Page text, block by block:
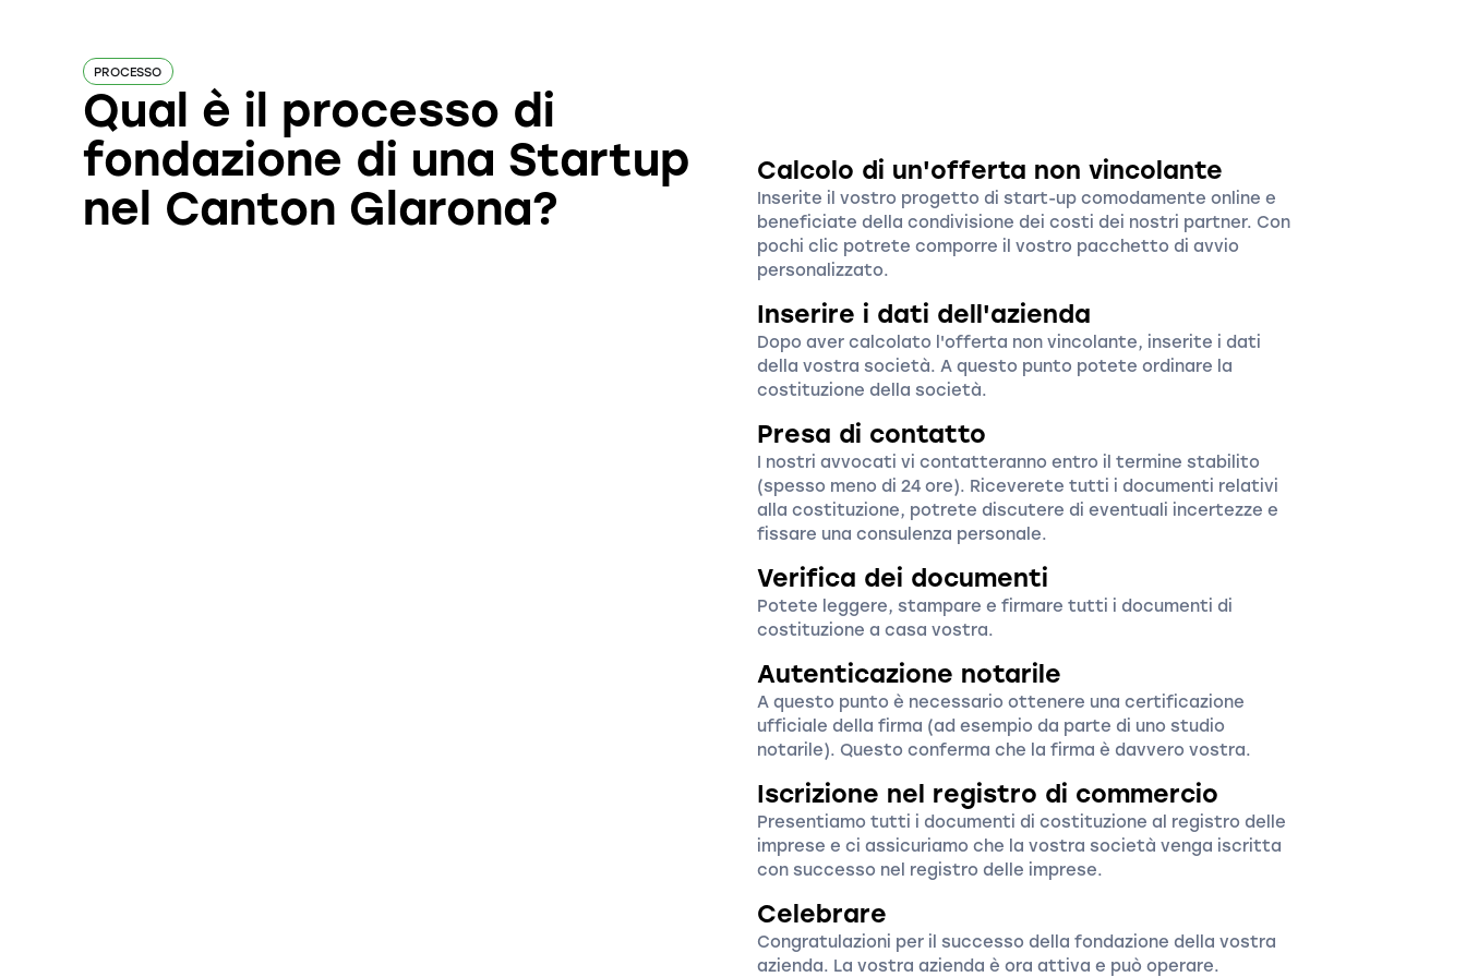
PROCESSO
Qual è il processo di
fondazione di una Startup
nel Canton Glarona?
Calcolo di un'offerta non vincolante
Inserite il vostro progetto di start-up comodamente online e
beneficiate della condivisione dei costi dei nostri partner. Con
pochi clic potrete comporre il vostro pacchetto di avvio
personalizzato.
Inserire i dati dell'azienda
Dopo aver calcolato l'offerta non vincolante, inserite i dati
della vostra società. A questo punto potete ordinare la
costituzione della società.
Presa di contatto
I nostri avvocati vi contatteranno entro il termine stabilito
(spesso meno di 24 ore). Riceverete tutti i documenti relativi
alla costituzione, potrete discutere di eventuali incertezze e
fissare una consulenza personale.
Verifica dei documenti
Potete leggere, stampare e firmare tutti i documenti di
costituzione a casa vostra.
Autenticazione notarile
A questo punto è necessario ottenere una certificazione
ufficiale della firma (ad esempio da parte di uno studio
notarile). Questo conferma che la firma è davvero vostra.
Iscrizione nel registro di commercio
Presentiamo tutti i documenti di costituzione al registro delle
imprese e ci assicuriamo che la vostra società venga iscritta
con successo nel registro delle imprese.
Celebrare
Congratulazioni per il successo della fondazione della vostra
azienda. La vostra azienda è ora attiva e può operare.